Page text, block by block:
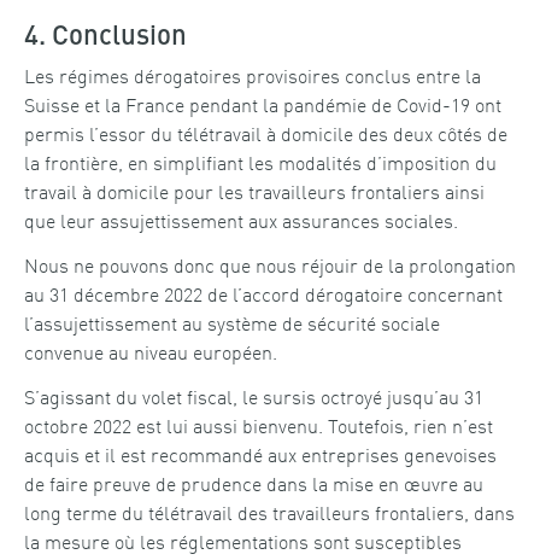
4. Conclusion
Les régimes dérogatoires provisoires conclus entre la
Suisse et la France pendant la pandémie de Covid-19 ont
permis l’essor du télétravail à domicile des deux côtés de
la frontière, en simplifiant les modalités d’imposition du
travail à domicile pour les travailleurs frontaliers ainsi
que leur assujettissement aux assurances sociales.
Nous ne pouvons donc que nous réjouir de la prolongation
au 31 décembre 2022 de l’accord dérogatoire concernant
l’assujettissement au système de sécurité sociale
convenue au niveau européen.
S’agissant du volet fiscal, le sursis octroyé jusqu’au 31
octobre 2022 est lui aussi bienvenu. Toutefois, rien n’est
acquis et il est recommandé aux entreprises genevoises
de faire preuve de prudence dans la mise en œuvre au
long terme du télétravail des travailleurs frontaliers, dans
la mesure où les réglementations sont susceptibles